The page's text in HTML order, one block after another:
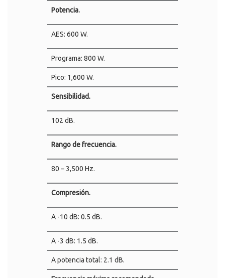
Potencia.
AES: 600 W.
Programa: 800 W.
Pico: 1,600 W.
Sensibilidad.
102 dB.
Rango de frecuencia.
80 – 3,500 Hz.
Compresión.
A -10 dB: 0.5 dB.
A -3 dB: 1.5 dB.
A potencia total: 2.1 dB.